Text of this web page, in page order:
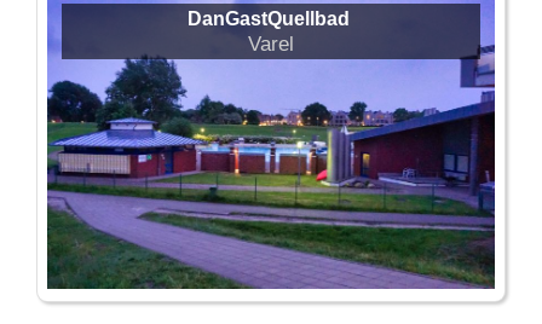
DanGastQuellbad
Varel